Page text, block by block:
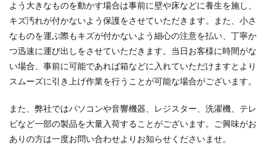
よう大きなものを動かす場合は事前に壁や床などに養生を施し、
キズ汚れが付かないよう保護をさせていただきます。また、小さ
なものを運ぶ際もキズが付かないよう細心の注意を払い、丁寧か
つ迅速に運び出しをさせていただきます。当日お客様に時間がな
い場合、事前に可能であれば箱などに入れていただけますとより
スムーズに引き上げ作業を行うことが可能な場合がございます。
また、弊社ではパソコンや音響機器、レジスター、洗濯機、テレ
ビなど一部の製品を大量入荷することがございます。ご興味がお
ありの方は一度お問い合わせよりお知らせくださいませ。